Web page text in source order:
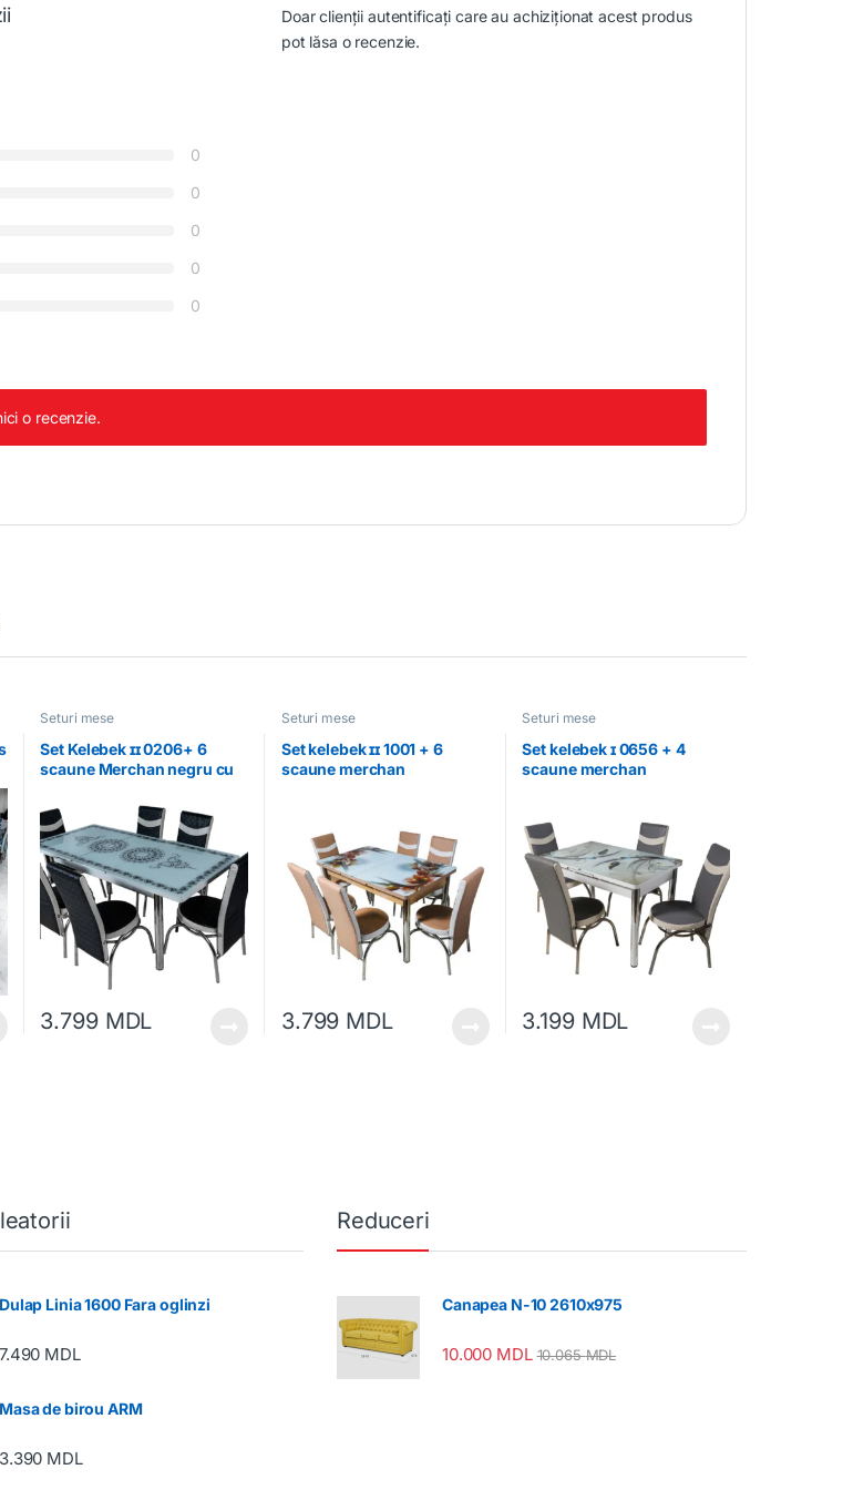
0
0
0
0
0
Doar clienții autentificați care au achiziționat acest produs
pot lăsa o recenzie.
o recenzie.
Seturi mese
Set Kelebek ɪɪ 0206+ 6
scaune Merchan negru cu
3.799 MDL
Seturi mese
Set kelebek ɪɪ 1001 + 6
scaune merchan
3.799 MDL
Seturi mese
Set kelebek ɪ 0656 + 4
scaune merchan
3.199 MDL
Dulap Linia 1600 Fara oglinzi
7.490 MDL
Masa de birou ARM
3.390 MDL
Reduceri
Canapea N-10 2610x975
10.000 MDL 10.065MDL